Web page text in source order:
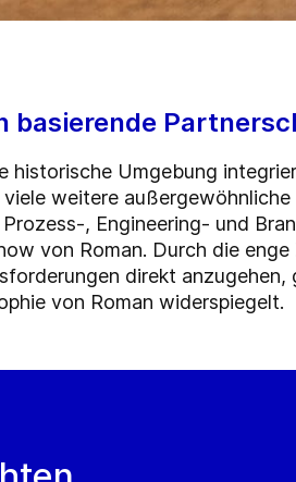
basierende
historische Umgebung
weitere
, Engineering- und
von Roman. Durch die
direkt
von Roman widerspiegelt.